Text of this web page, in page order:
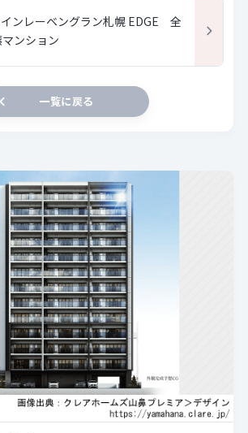
インレーベングラン札幌 EDGE 全
ンション
一覧に戻る